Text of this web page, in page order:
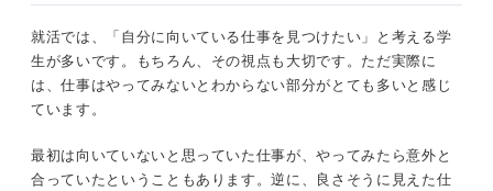
就活では、「自分に向いている仕事を見つけたい」と考える学
生が多いです。もちろん、その視点も大切です。ただ実際に
は、仕事はやってみないとわからない部分がとても多いと感じ
ています。
最初は向いていないと思っていた仕事が、やってみたら意外と
合っていたということもあります。逆に、良さそうに見えた仕